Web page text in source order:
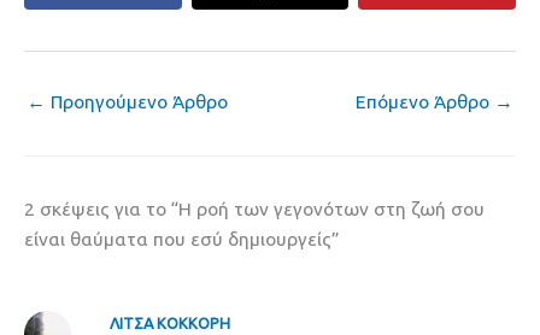
← Προηγούμενο Άρθρο Επόμενο Άρθρο →
2 σκέψεις για το “Η ροή των γεγονότων στη ζωή σου
είναι θαύματα που εσύ δημιουργείς”
ΛΙΤΣΑ ΚΟΚΚΟΡΗ